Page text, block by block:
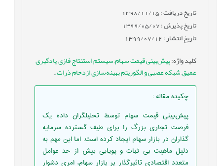
تاریخ دریافت : 1398/11/15
تاریخ پذیرش : 1399/05/07
تاریخ انتشار : 1399/07/12
کلید واژه:پیش‌بینی قیمت سهام,سیستم استنتاج فازی,یادگیری
عمیق,شبکه عصبی و الگوریتم بهینه‌‌سازی ازدحام ذرات.,
چکیده مقاله:
پیش‌بینی قیمت سهام توسط تحلیلگران داده یک
فرصت تجاری بزرگ را برای طیف گسترده سرمایه
گذاران در بازار سهام ایجاد کرده است. اما این مهم به
دلیل ماهیت بی ثبات و پویایی بیش از حد عوامل
متعدد اقتصادی تاثیرگذار بر بازار سهام، امری دشوار